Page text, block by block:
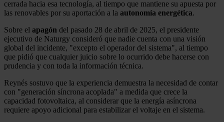
cerrada hacia esa tecnología, al tiempo que mantiene su apuesta por
las renovables por su aportación a la autonomía energética.
Sobre el apagón del pasado 28 de abril de 2025, el presidente
ejecutivo de Naturgy consideró que nadie cuenta con una visión
global del incidente, "excepto el operador del sistema", al tiempo
que pidió que cualquier juicio sobre lo ocurrido debe hacerse con
prudencia y con toda la información técnica.
Reynés sostuvo que la experiencia demuestra la necesidad de contar
con "generación síncrona acoplada" a medida que crece la
capacidad fotovoltaica, al considerar que la energía asíncrona
requiere apoyo adicional para estabilizar el voltaje en el sistema.